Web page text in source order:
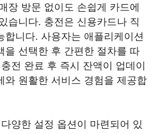
장 방문 없이도 손쉽게 카드에
습니다. 충전은 신용카드나 직
합니다. 사용자는 애플리케이션
을 선택한 후 간편한 절차를 따
전 완료 후 즉시 잔액이 업데이
와 원활한 서비스 경험을 제공합
양한 설정 옵션이 마련되어 있